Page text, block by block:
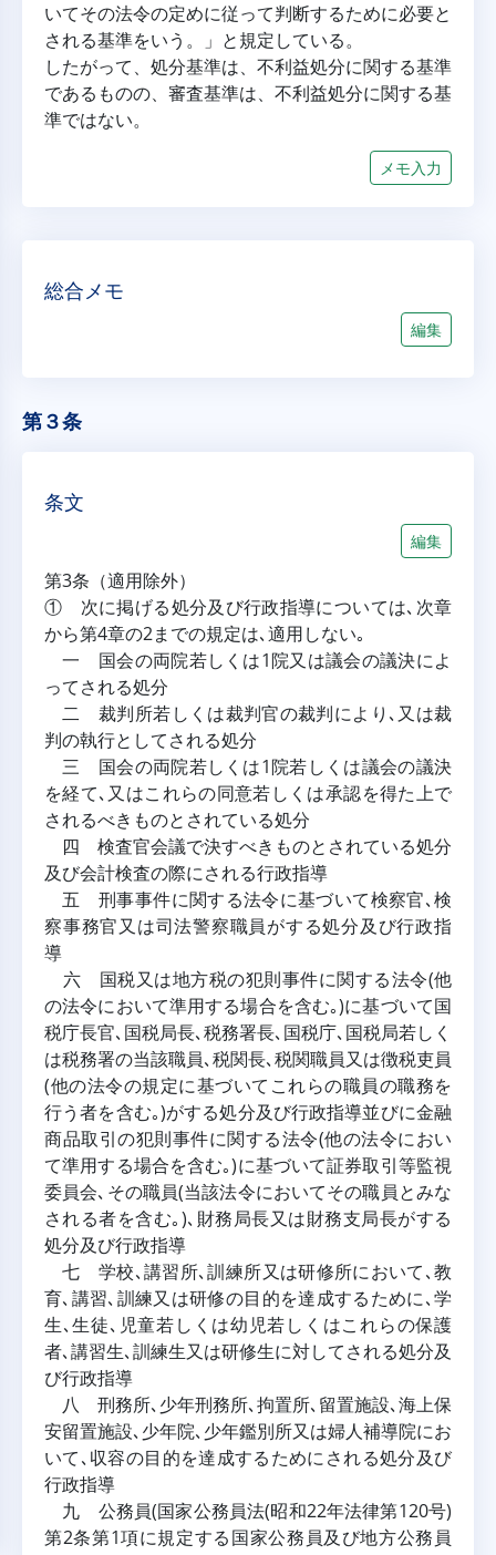
いてその法令の定めに従って判断するために必要と
される基準をいう。」と規定している。
したがって、処分基準は、不利益処分に関する基準
であるものの、審査基準は、不利益処分に関する基
準ではない。
メモ入力
総合メモ
編集
第３条
条文
編集
第3条（適用除外）
① 次に掲げる処分及び行政指導については､次章
から第4章の2までの規定は､適用しない｡
一 国会の両院若しくは1院又は議会の議決によ
ってされる処分
二 裁判所若しくは裁判官の裁判により､又は裁
判の執行としてされる処分
三 国会の両院若しくは1院若しくは議会の議決
を経て､又はこれらの同意若しくは承認を得た上で
されるべきものとされている処分
四 検査官会議で決すべきものとされている処分
及び会計検査の際にされる行政指導
五 刑事事件に関する法令に基づいて検察官､検
察事務官又は司法警察職員がする処分及び行政指
導
六 国税又は地方税の犯則事件に関する法令(他
の法令において準用する場合を含む｡)に基づいて国
税庁長官､国税局長､税務署長､国税庁､国税局若しく
は税務署の当該職員､税関長､税関職員又は徴税吏員
(他の法令の規定に基づいてこれらの職員の職務を
行う者を含む｡)がする処分及び行政指導並びに金融
商品取引の犯則事件に関する法令(他の法令におい
て準用する場合を含む｡)に基づいて証券取引等監視
委員会､その職員(当該法令においてその職員とみな
される者を含む｡)､財務局長又は財務支局長がする
処分及び行政指導
七 学校､講習所､訓練所又は研修所において､教
育､講習､訓練又は研修の目的を達成するために､学
生､生徒､児童若しくは幼児若しくはこれらの保護
者､講習生､訓練生又は研修生に対してされる処分及
び行政指導
八 刑務所､少年刑務所､拘置所､留置施設､海上保
安留置施設､少年院､少年鑑別所又は婦人補導院にお
いて､収容の目的を達成するためにされる処分及び
行政指導
九 公務員(国家公務員法(昭和22年法律第120号)
第2条第1項に規定する国家公務員及び地方公務員